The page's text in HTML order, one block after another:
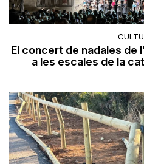
El concert de nadales de
a les escales de la